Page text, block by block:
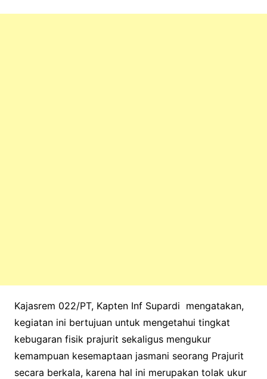
Kajasrem 022/PT, Kapten Inf Supardi mengatakan,
kegiatan ini bertujuan untuk mengetahui tingkat
kebugaran fisik prajurit sekaligus mengukur
kemampuan kesemaptaan jasmani seorang Prajurit
secara berkala, karena hal ini merupakan tolak ukur